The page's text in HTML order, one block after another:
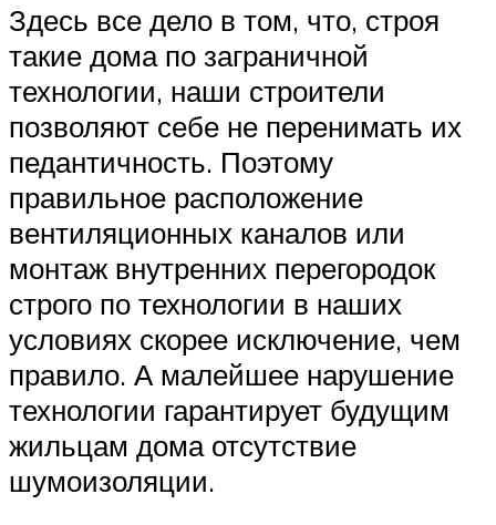
Здесь все дело в том, что, строя
такие дома по заграничной
технологии, наши строители
позволяют себе не перенимать их
педантичность. Поэтому
правильное расположение
вентиляционных каналов или
монтаж внутренних перегородок
строго по технологии в наших
условиях скорее исключение, чем
правило. А малейшее нарушение
технологии гарантирует будущим
жильцам дома отсутствие
шумоизоляции.